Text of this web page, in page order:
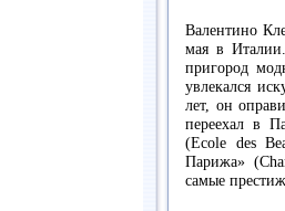
Валентино
мая в
пригород
увлекался
лет, он
переехал в
(Ecole des
Парижа»
самые